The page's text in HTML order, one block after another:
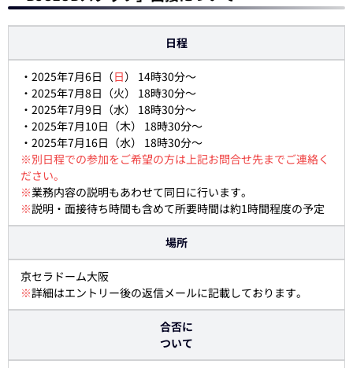
日程
・2025年7月6日（日） 14時30分～
・2025年7月8日（火） 18時30分～
・2025年7月9日（水） 18時30分～
・2025年7月10日（木） 18時30分～
・2025年7月16日（水） 18時30分～
※別日程での参加をご希望の方は上記お問合せ先までご連絡く
ださい。
※業務内容の説明もあわせて同日に行います。
※説明・面接待ち時間も含めて所要時間は約1時間程度の予定
場所
京セラドーム大阪
※詳細はエントリー後の返信メールに記載しております。
合否に
ついて